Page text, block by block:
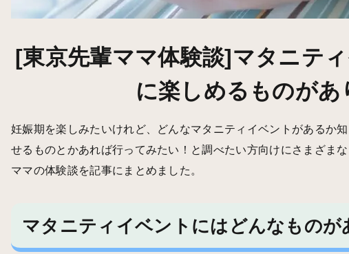
[東京先輩ママ体験談]マタニテ
に楽しめるものがあ
妊娠期を楽しみたいけれど、どんなマタニティイベントがあるか
せるものとかあれば行ってみたい！と調べたい方向けにさまざま
ママの体験談を記事にまとめました。
マタニティイベントにはどんなものが